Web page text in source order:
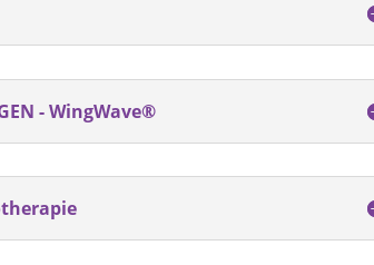
- WingWave®